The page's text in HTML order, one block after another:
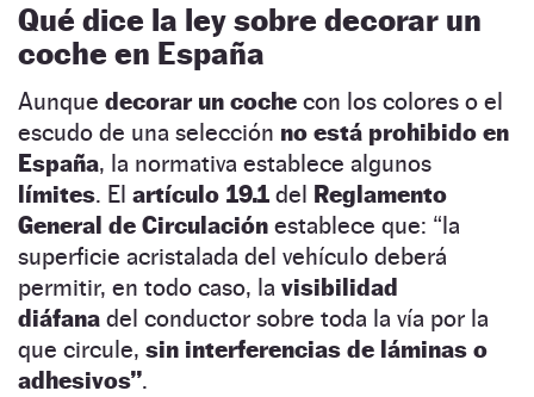
Qué dice la ley sobre decorar un
coche en España
Aunque decorar un coche con los colores o el
escudo de una selección no está prohibido en
España, la normativa establece algunos
límites. El artículo 19.1 del Reglamento
General de Circulación establece que: “la
superficie acristalada del vehículo deberá
permitir, en todo caso, la visibilidad
diáfana del conductor sobre toda la vía por la
que circule, sin interferencias de láminas o
adhesivos”.